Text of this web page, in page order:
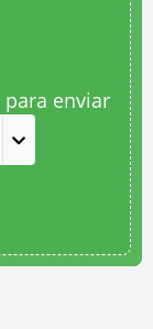
enviar